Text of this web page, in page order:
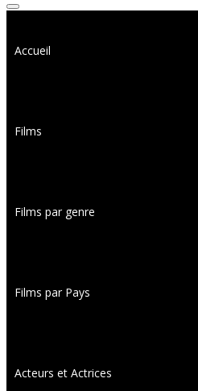
Accueil
Films
Films par genre
Films par Pays
Acteurs et Actrices